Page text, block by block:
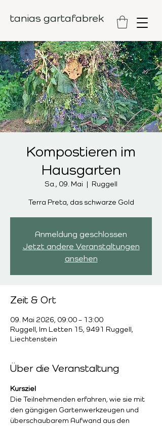
tanias gartafabrek
Kompostieren im
Hausgarten
Sa., 09. Mai
  |
Ruggell
Terra Preta, das schwarze Gold
Anmeldung geschlossen
Jetzt andere Veranstaltungen
ansehen
Zeit & Ort
09. Mai 2026, 09:00 – 13:00
Ruggell, Im Letten 15, 9491 Ruggell,
Liechtenstein
Über die Veranstaltung
Kursziel
Die Teilnehmenden erfahren, wie sie mit
den gängigen Gartenwerkzeugen und
überschaubarem Aufwand aus den